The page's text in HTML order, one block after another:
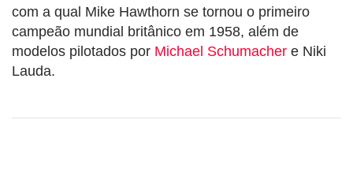
com a qual Mike Hawthorn se tornou o primeiro
campeão mundial britânico em 1958, além de
modelos pilotados por Michael Schumacher e Niki
Lauda.